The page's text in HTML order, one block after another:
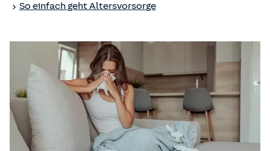
So einfach geht Altersvorsorge